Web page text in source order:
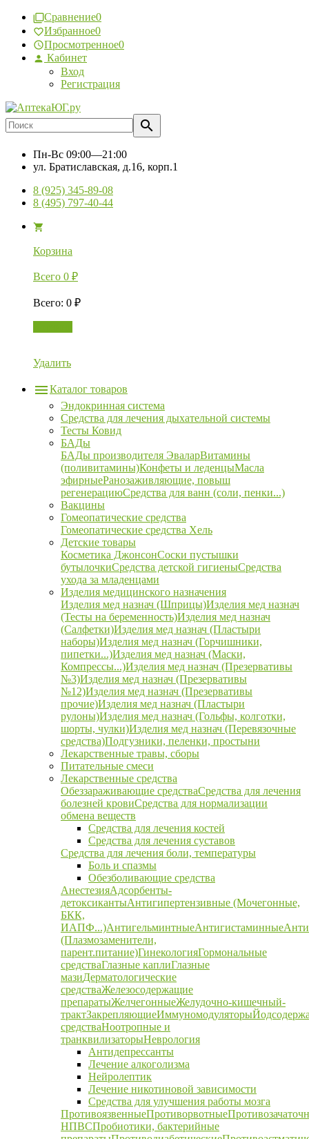
Сравнение0
Избранное0
Просмотренное0
Кабинет
Вход
Регистрация
Пн-Вс 09:00—21:00
ул. Братиславская, д.16, корп.1
8 (925) 345-89-08
8 (495) 797-40-44
Корзина
Всего 0 ₽
Всего: 0 ₽
Удалить
Каталог товаров
Эндокринная система
Средства для лечения дыхательной системы
Тесты Ковид
БАДы
БАДы производителя ЭваларВитамины
(поливитамины)Конфеты и леденцыМасла
эфирныеРанозаживляющие, повыш
регенерациюСредства для ванн (соли, пенки...)
Вакцины
Гомеопатические средства
Гомеопатические средства Хель
Детские товары
Косметика ДжонсонСоски пустышки
бутылочкиСредства детской гигиеныСредства
ухода за младенцами
Изделия медицинского назначения
Изделия мед назнач (Шприцы)Изделия мед назнач
(Тесты на беременность)Изделия мед назнач
(Салфетки)Изделия мед назнач (Пластыри
наборы)Изделия мед назнач (Горчишники,
пипетки...)Изделия мед назнач (Маски,
Компрессы...)Изделия мед назнач (Презервативы
№3)Изделия мед назнач (Презервативы
№12)Изделия мед назнач (Презервативы
прочие)Изделия мед назнач (Пластыри
рулоны)Изделия мед назнач (Гольфы, колготки,
шорты, чулки)Изделия мед назнач (Перевязочные
средства)Подгузники, пеленки, простыни
Лекарственные травы, сборы
Питательные смеси
Лекарственные средства
Обеззараживающие средстваСредства для лечения
болезней кровиСредства для нормализации
обмена веществ
Средства для лечения костей
Средства для лечения суставов
Средства для лечения боли, температуры
Боль и спазмы
Обезболивающие средства
АнестезияАдсорбенты-
детоксикантыАнтигипертензивные (Мочегонные,
БКК,
ИАПФ...)АнтигельминтныеАнтигистаминные
(Плазмозаменители,
парент.питание)ГинекологияГормональные
средстваГлазные каплиГлазные
мазиДерматологические
средстваЖелезосодержащие
препаратыЖелчегонныеЖелудочно-кишечный-
трактЗакрепляющиеИммуномодуляторы
средстваНоотропные и
транквилизаторыНеврология
Антидепрессанты
Лечение алкоголизма
Нейролептик
Лечение никотиновой зависимости
Средства для улучшения работы мозга
ПротивоязвенныеПротиворвотные
НПВСПробиотики, бактерийные